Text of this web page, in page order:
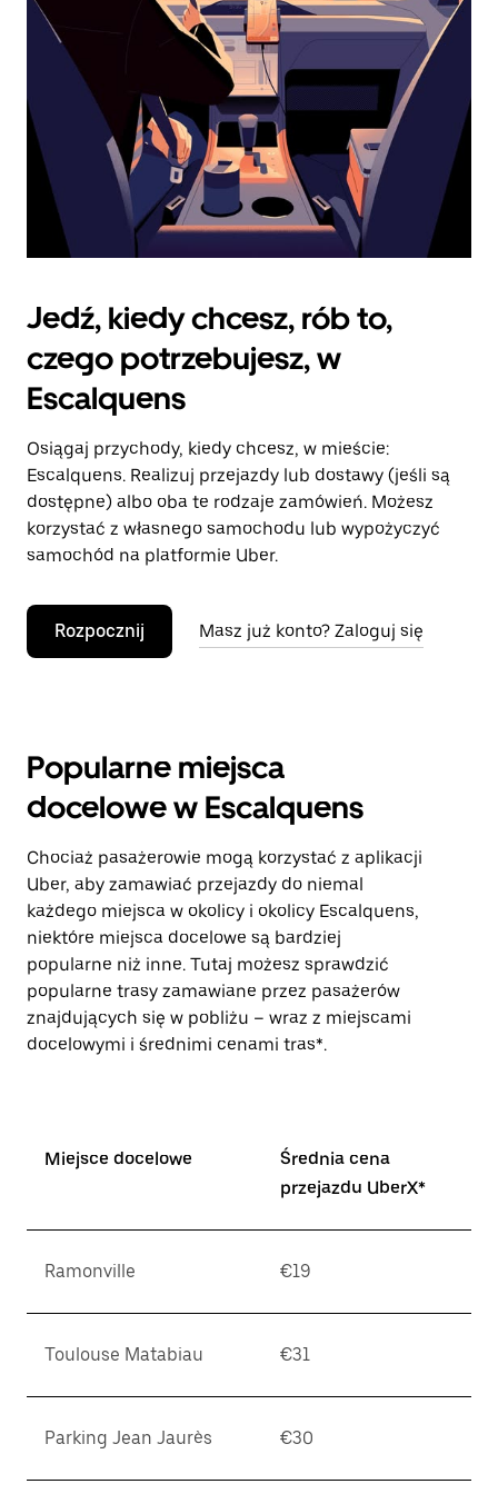
kalendarz.
Jedź, kiedy chcesz, rób to,
czego potrzebujesz, w
Escalquens
Osiągaj przychody, kiedy chcesz, w mieście:
Escalquens. Realizuj przejazdy lub dostawy (jeśli są
dostępne) albo oba te rodzaje zamówień. Możesz
korzystać z własnego samochodu lub wypożyczyć
samochód na platformie Uber.
Rozpocznij Masz już konto? Zaloguj się
Popularne miejsca
docelowe w Escalquens
Chociaż pasażerowie mogą korzystać z aplikacji
Uber, aby zamawiać przejazdy do niemal
każdego miejsca w okolicy i okolicy Escalquens,
niektóre miejsca docelowe są bardziej
popularne niż inne. Tutaj możesz sprawdzić
popularne trasy zamawiane przez pasażerów
znajdujących się w pobliżu – wraz z miejscami
docelowymi i średnimi cenami tras*.
Miejsce docelowe
Średnia cena
przejazdu UberX*
Ramonville €19
Toulouse Matabiau €31
Parking Jean Jaurès €30